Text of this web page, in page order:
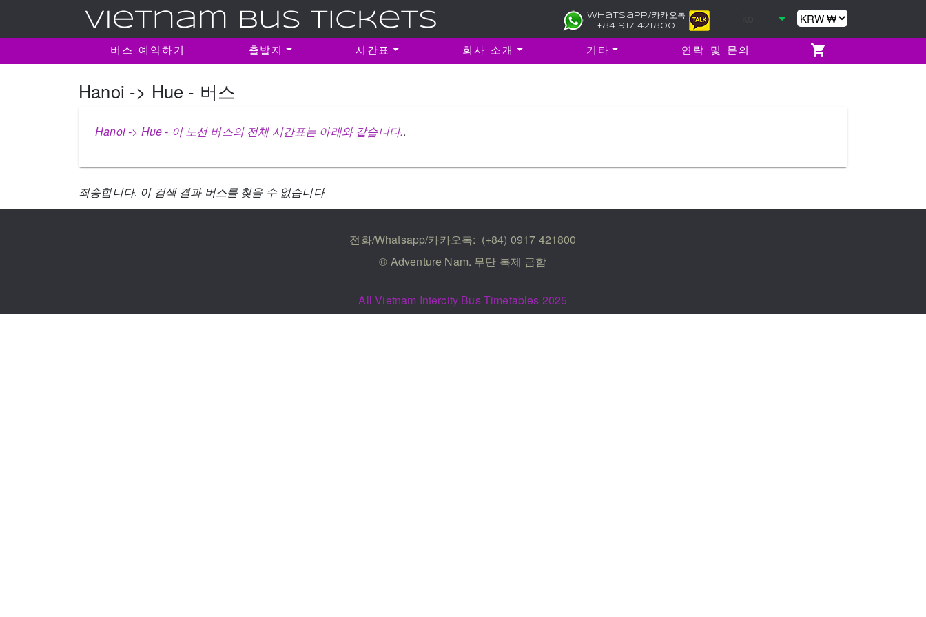
Whatsapp/카카오톡
+84 917 421800
버스 예약하기 출발지 시간표 회사 소개 기타 연락 및 문의
Hanoi -> Hue - 버스
Hanoi -> Hue - 이 노선 버스의 전체 시간표는 아래와 같습니다..
죄송합니다. 이 검색 결과 버스를 찾을 수 없습니다
전화/Whatsapp/카카오톡: (+84) 0917 421800
© Adventure Nam. 무단 복제 금함
All Vietnam Intercity Bus Timetables 2025